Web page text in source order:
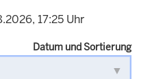
17:25 Uhr
Datum und Sortierung